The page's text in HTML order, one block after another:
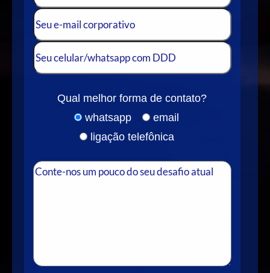
Qual melhor forma de contato?
whatsapp
email
ligação telefônica